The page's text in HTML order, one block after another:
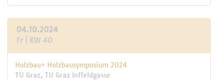
04.10.2024
Fr | KW 40
Holzbau+ Holzbausymposium 2024
TU Graz, TU Graz Inffeldgasse